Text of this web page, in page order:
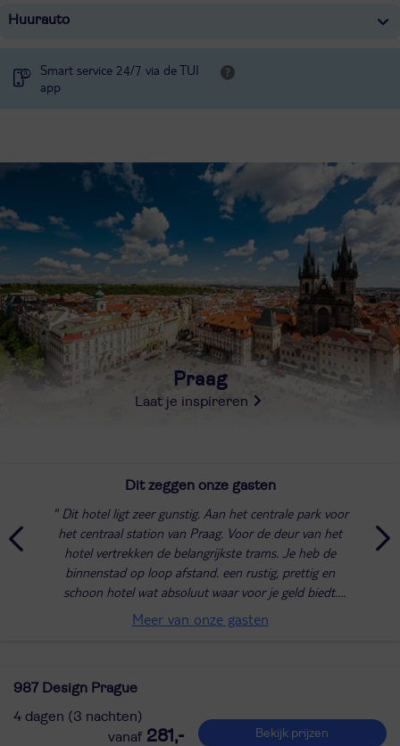
Huurauto
Smart service 24/7 via de TUI
app
Praag
Laat je inspireren
Dit zeggen onze gasten
Dit hotel ligt zeer gunstig. Aan het centrale park voor
het centraal station van Praag. Voor de deur van het
hotel vertrekken de belangrijkste trams. Je heb de
binnenstad op loop afstand. een rustig, prettig en
schoon hotel wat absoluut waar voor je geld biedt.
Heerlijk uitgebreid ontbijtbuffet,...
Meer van onze gasten
987 Design Prague
4 dagen (3 nachten)
281,- Bekijk prijzen